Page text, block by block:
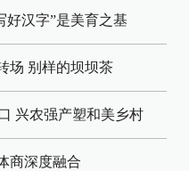
好汉字”是美育之基
场 别样的坝坝茶
兴农强产塑和美乡村
商深度融合